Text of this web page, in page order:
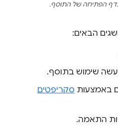
הפתיחה של התוסף.
הבאים:
שימוש בתוסף.
באמצעות סקריפטים
התאמה.